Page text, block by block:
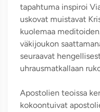
tapahtuma inspiroi
uskovat muistavat
kuolemaa
väkijoukon
seuraavat
uhrausmatkallaan
Apostolien teoissa
kokoontuivat